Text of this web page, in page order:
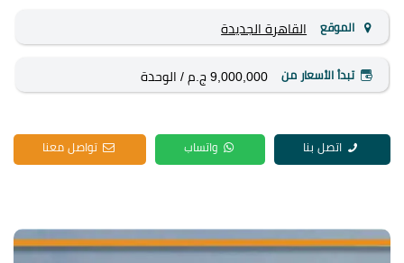
الموقع القاهرة الجديدة
تبدأ الأسعار من 9,000,000 ج.م / الوحدة
اتصل بنا واتساب تواصل معنا